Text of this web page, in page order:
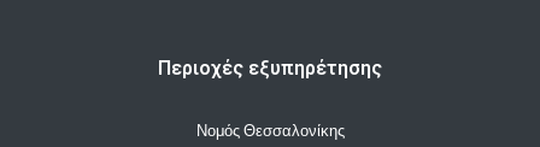
Περιοχές εξυπηρέτησης
Νομός Θεσσαλονίκης